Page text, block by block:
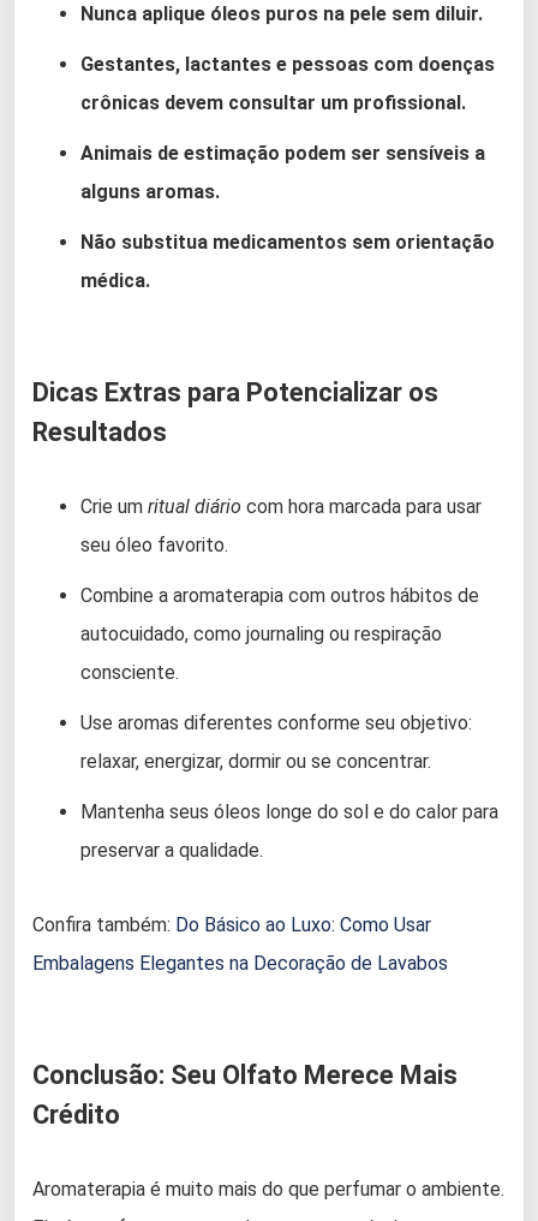
Nunca aplique óleos puros na pele sem diluir.
Gestantes, lactantes e pessoas com doenças
crônicas devem consultar um profissional.
Animais de estimação podem ser sensíveis a
alguns aromas.
Não substitua medicamentos sem orientação
médica.
Dicas Extras para Potencializar os
Resultados
Crie um ritual diário com hora marcada para usar
seu óleo favorito.
Combine a aromaterapia com outros hábitos de
autocuidado, como journaling ou respiração
consciente.
Use aromas diferentes conforme seu objetivo:
relaxar, energizar, dormir ou se concentrar.
Mantenha seus óleos longe do sol e do calor para
preservar a qualidade.
Confira também: Do Básico ao Luxo: Como Usar
Embalagens Elegantes na Decoração de Lavabos
Conclusão: Seu Olfato Merece Mais
Crédito
Aromaterapia é muito mais do que perfumar o ambiente.